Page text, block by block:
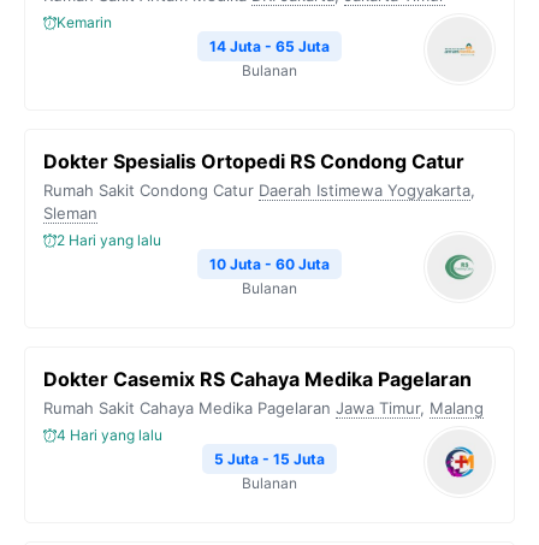
k
Kemarin
14 Juta - 65 Juta
Bulanan
Dokter Spesialis Ortopedi RS Condong Catur
Rumah Sakit Condong Catur Daerah Istimewa Yogyakarta,
Sleman
2 Hari yang lalu
10 Juta - 60 Juta
Bulanan
Dokter Casemix RS Cahaya Medika Pagelaran
Rumah Sakit Cahaya Medika Pagelaran Jawa Timur, Malang
4 Hari yang lalu
5 Juta - 15 Juta
Bulanan